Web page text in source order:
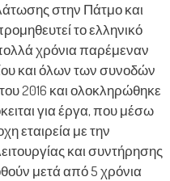
στην Πάτμο και
το ελληνικό
χρόνια παρέμεναν
και όλων των συνοδών
2016 και ολοκληρώθηκε
για έργα, που μέσω
εταιρεία με την
και συντήρησης
μετά από 5 χρόνια